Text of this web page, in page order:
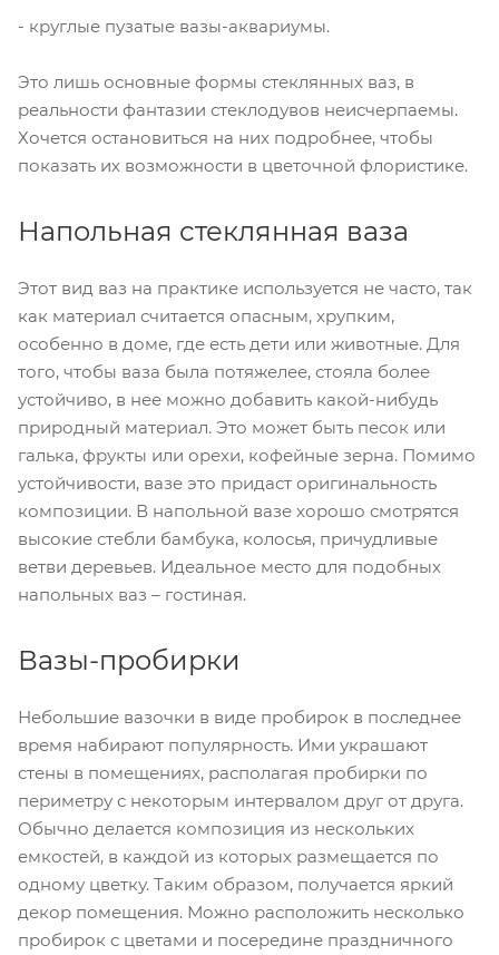
- круглые пузатые вазы-аквариумы.
Это лишь основные формы стеклянных ваз, в
реальности фантазии стеклодувов неисчерпаемы.
Хочется остановиться на них подробнее, чтобы
показать их возможности в цветочной флористике.
Напольная стеклянная ваза
Этот вид ваз на практике используется не часто, так
как материал считается опасным, хрупким,
особенно в доме, где есть дети или животные. Для
того, чтобы ваза была потяжелее, стояла более
устойчиво, в нее можно добавить какой-нибудь
природный материал. Это может быть песок или
галька, фрукты или орехи, кофейные зерна. Помимо
устойчивости, вазе это придаст оригинальность
композиции. В напольной вазе хорошо смотрятся
высокие стебли бамбука, колосья, причудливые
ветви деревьев. Идеальное место для подобных
напольных ваз – гостиная.
Вазы-пробирки
Небольшие вазочки в виде пробирок в последнее
время набирают популярность. Ими украшают
стены в помещениях, располагая пробирки по
периметру с некоторым интервалом друг от друга.
Обычно делается композиция из нескольких
емкостей, в каждой из которых размещается по
одному цветку. Таким образом, получается яркий
декор помещения. Можно расположить несколько
пробирок с цветами и посередине праздничного